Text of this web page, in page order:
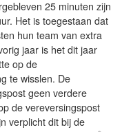
25 minuten zijn
Het is toegestaan dat
hun team van extra
jaar is het dit jaar
op de
te wisslen. De
geen verdere
de vereversingspost
verplicht dit bij de